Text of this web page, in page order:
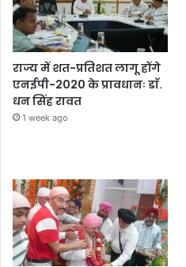
राज्य में शत-प्रतिशत लागू होंगे
एनईपी-2020 के प्रावधानः डाॅ.
धन सिंह रावत
1 week ago